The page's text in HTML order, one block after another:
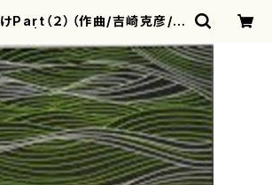
Part（２）（作曲/吉崎克彦/楽